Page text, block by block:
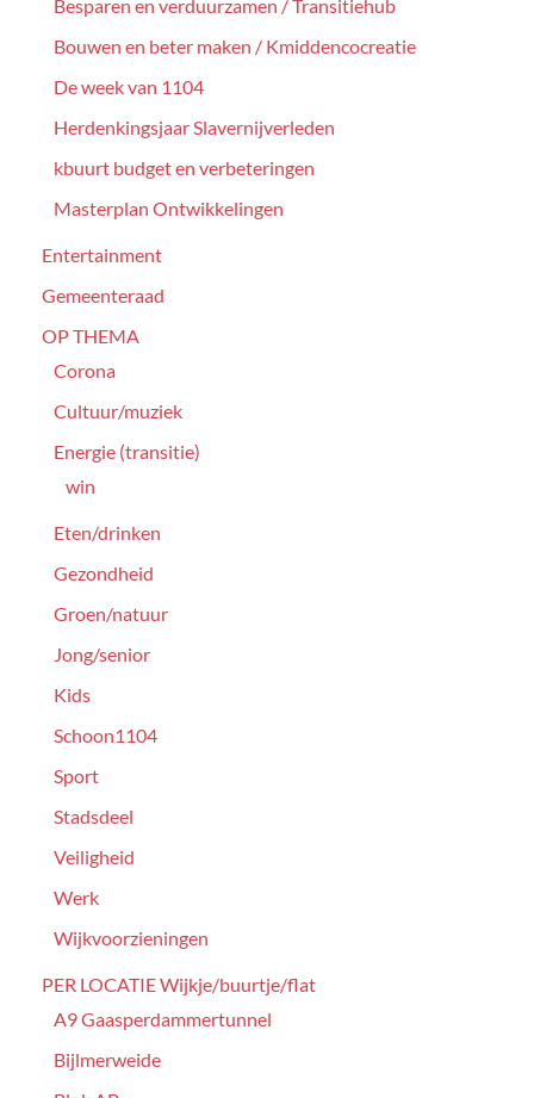
Besparen en verduurzamen / Transitiehub
Bouwen en beter maken / Kmiddencocreatie
De week van 1104
Herdenkingsjaar Slavernijverleden
kbuurt budget en verbeteringen
Masterplan Ontwikkelingen
Entertainment
Gemeenteraad
OP THEMA
Corona
Cultuur/muziek
Energie (transitie)
win
Eten/drinken
Gezondheid
Groen/natuur
Jong/senior
Kids
Schoon1104
Sport
Stadsdeel
Veiligheid
Werk
Wijkvoorzieningen
PER LOCATIE Wijkje/buurtje/flat
A9 Gaasperdammertunnel
Bijlmerweide